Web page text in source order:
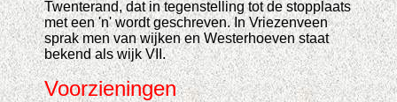
Twenterand, dat in tegenstelling tot de stopplaats
met een 'n' wordt geschreven. In Vriezenveen
sprak men van wijken en Westerhoeven staat
bekend als wijk VII.
Voorzieningen